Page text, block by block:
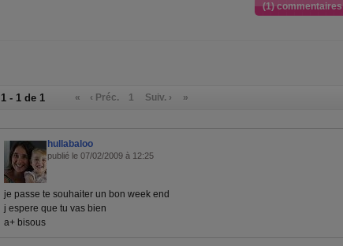
(1) commentaires
1 - 1 de 1 « ‹ Préc. 1 Suiv. › »
hullabaloo
publié le 07/02/2009 à 12:25
je passe te souhaiter un bon week end
j espere que tu vas bien
a+ bisous